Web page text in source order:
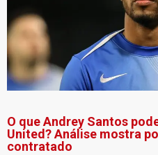
O que Andrey Santos
United? Análise mostra
contratado